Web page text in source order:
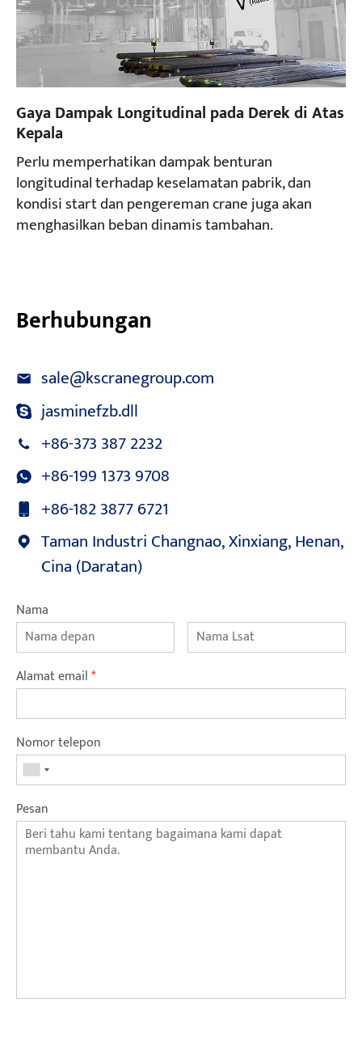
Gaya Dampak Longitudinal pada Derek di Atas
Kepala
Perlu memperhatikan dampak benturan
longitudinal terhadap keselamatan pabrik, dan
kondisi start dan pengereman crane juga akan
menghasilkan beban dinamis tambahan.
Berhubungan
sale@kscranegroup.com
jasminefzb.dll
+86-373 387 2232
+86-199 1373 9708
+86-182 3877 6721
Taman Industri Changnao, Xinxiang, Henan,
Cina (Daratan)
Nama
Alamat email*
Nomor telepon
Pesan